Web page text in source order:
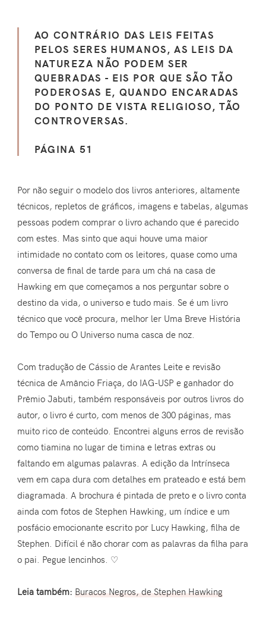
AO CONTRÁRIO DAS LEIS FEITAS
PELOS SERES HUMANOS, AS LEIS DA
NATUREZA NÃO PODEM SER
QUEBRADAS - EIS POR QUE SÃO TÃO
PODEROSAS E, QUANDO ENCARADAS
DO PONTO DE VISTA RELIGIOSO, TÃO
CONTROVERSAS.
PÁGINA 51
Por não seguir o modelo dos livros anteriores, altamente
técnicos, repletos de gráficos, imagens e tabelas, algumas
pessoas podem comprar o livro achando que é parecido
com estes. Mas sinto que aqui houve uma maior
intimidade no contato com os leitores, quase como uma
conversa de final de tarde para um chá na casa de
Hawking em que começamos a nos perguntar sobre o
destino da vida, o universo e tudo mais. Se é um livro
técnico que você procura, melhor ler Uma Breve História
do Tempo ou O Universo numa casca de noz.
Com tradução de Cássio de Arantes Leite e revisão
técnica de Amâncio Friaça, do IAG-USP e ganhador do
Prêmio Jabuti, também responsáveis por outros livros do
autor, o livro é curto, com menos de 300 páginas, mas
muito rico de conteúdo. Encontrei alguns erros de revisão
como tiamina no lugar de timina e letras extras ou
faltando em algumas palavras. A edição da Intrínseca
vem em capa dura com detalhes em prateado e está bem
diagramada. A brochura é pintada de preto e o livro conta
ainda com fotos de Stephen Hawking, um índice e um
posfácio emocionante escrito por Lucy Hawking, filha de
Stephen. Difícil é não chorar com as palavras da filha para
o pai. Pegue lencinhos. ♡
Leia também: Buracos Negros, de Stephen Hawking